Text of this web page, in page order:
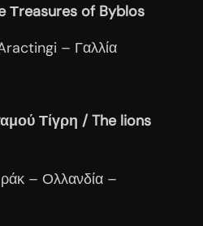
Τreasures ofByblos
– Γαλλία
Τίγρη / Thelions
– Ολλανδία –